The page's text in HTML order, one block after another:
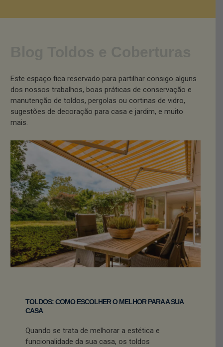
Este espaço fica reservado para partilhar consigo alguns
dos nossos trabalhos, boas práticas de conservação e
manutenção de toldos, pergolas ou cortinas de vidro,
sugestões de decoração para casa e jardim, e muito
mais.
TOLDOS: COMO ESCOLHER O MELHOR PARA A SUA
CASA
Quando se trata de melhorar a estética e
funcionalidade da sua casa, os toldos